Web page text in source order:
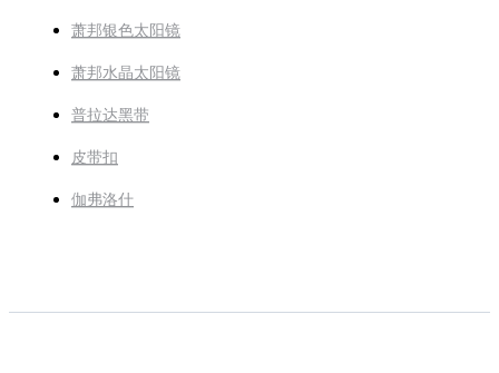
萧邦银色太阳镜
萧邦水晶太阳镜
普拉达黑带
皮带扣
伽弗洛什